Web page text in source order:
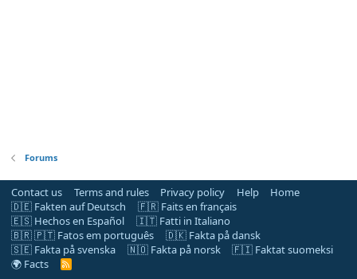
Forums
Contact us Terms and rules Privacy policy Help
Home
🇩🇪 Fakten auf Deutsch
🇫🇷 Faits en français
🇪🇸 Hechos en Español
🇮🇹 Fatti in Italiano
🇧🇷 🇵🇹 Fatos em português
🇩🇰 Fakta på dansk
🇸🇪 Fakta på svenska
🇳🇴 Fakta på norsk
🇫🇮 Faktat suomeksi
🌍 Facts
R